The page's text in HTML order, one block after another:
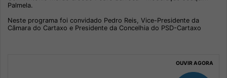
Palmela.
Neste programa foi convidado Pedro Reis, Vice-Presidente da
Câmara do Cartaxo e Presidente da Concelhia do PSD-Cartaxo
OUVIR AGORA